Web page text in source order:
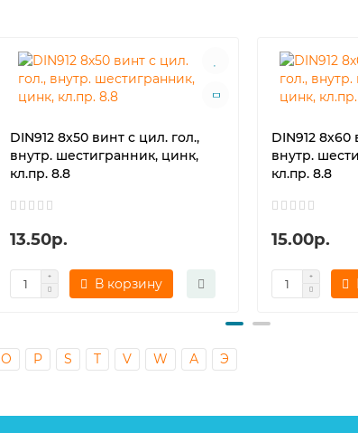
DIN912 8х50 винт с цил. гол.,
внутр. шестигранник, цинк,
кл.пр. 8.8
13.50р.
В корзину
DIN912 8х60
внутр.
кл.пр. 8.8
15.00р.
O P S T V W А Э